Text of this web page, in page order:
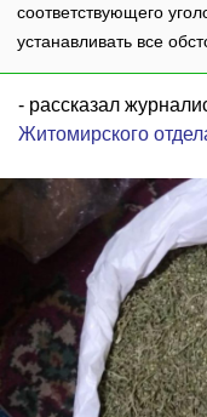
соответствующего
устанавливать все
- рассказал
Житомирского